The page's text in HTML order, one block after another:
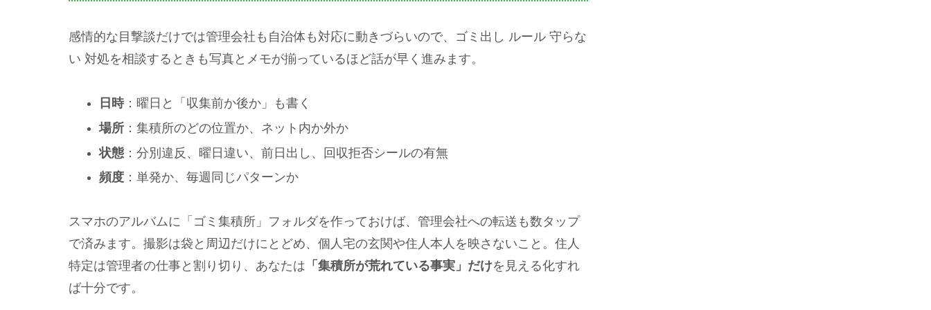
感情的な目撃談だけでは管理会社も自治体も対応に動きづらいので、ゴミ出し ルール 守らな
い 対処を相談するときも写真とメモが揃っているほど話が早く進みます。
日時：曜日と「収集前か後か」も書く
場所：集積所のどの位置か、ネット内か外か
状態：分別違反、曜日違い、前日出し、回収拒否シールの有無
頻度：単発か、毎週同じパターンか
スマホのアルバムに「ゴミ集積所」フォルダを作っておけば、管理会社への転送も数タップ
で済みます。撮影は袋と周辺だけにとどめ、個人宅の玄関や住人本人を映さないこと。住人
特定は管理者の仕事と割り切り、あなたは 「集積所が荒れている事実」だけを見える化すれ
ば十分です。